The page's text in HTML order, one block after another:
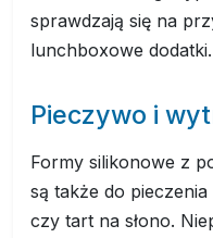
sprawdzają się na
lunchboxowe dodatki.
Pieczywo i
Formy silikonowe z
są także do
czy tart na słono.